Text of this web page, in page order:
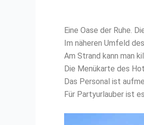
Eine Oase der Ruhe.
Im näheren Umfeld
Am Strand kann man
Die Menükarte des
Das Personal ist
Für Partyurlauber ist